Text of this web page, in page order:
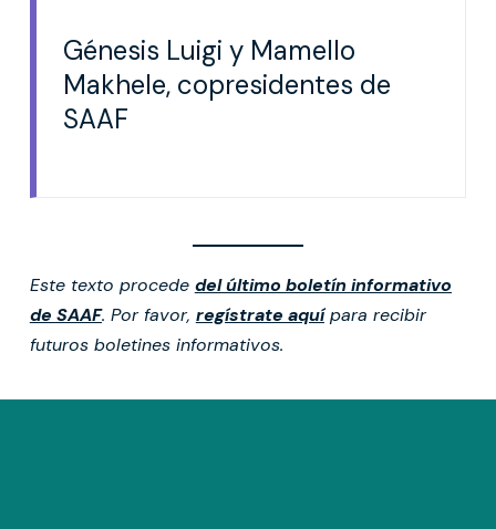
Génesis Luigi y Mamello
Makhele, copresidentes de
SAAF
Este texto procede del último boletín informativo
de SAAF. Por favor, regístrate aquípara recibir
futuros boletines informativos.